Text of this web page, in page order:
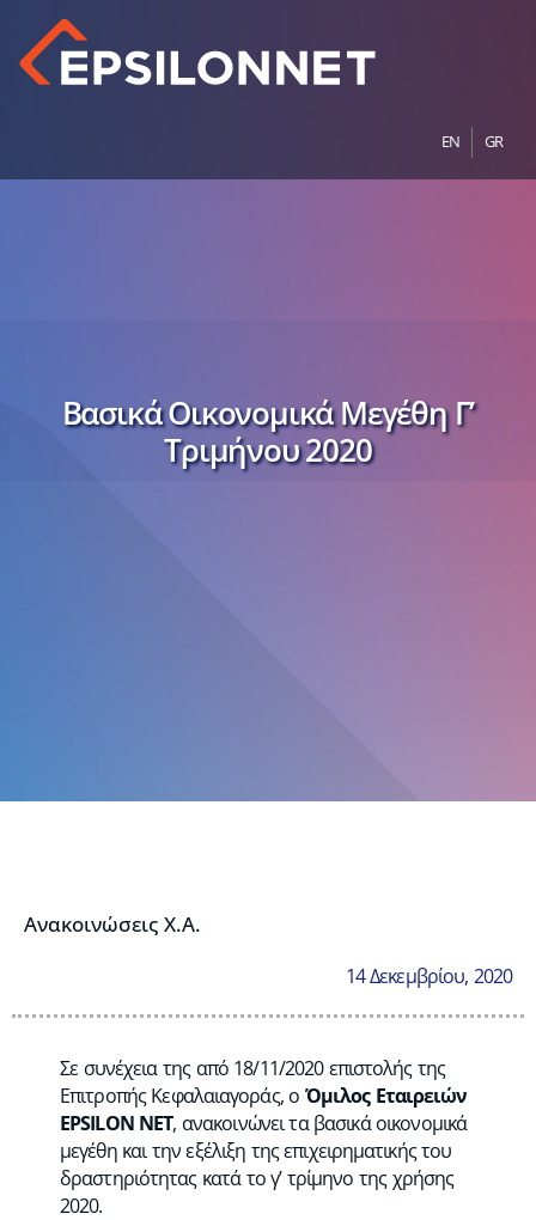
EN GR
Βασικά Οικονομικά Μεγέθη Γ’
Τριμήνου 2020
Ανακοινώσεις Χ.Α.
14 Δεκεμβρίου, 2020
Σε συνέχεια της από 18/11/2020 επιστολής της
Επιτροπής Κεφαλαιαγοράς, ο Όμιλος Εταιρειών
EPSILON NET, ανακοινώνει τα βασικά οικονομικά
μεγέθη και την εξέλιξη της επιχειρηματικής του
δραστηριότητας κατά το γ’ τρίμηνο της χρήσης
2020.